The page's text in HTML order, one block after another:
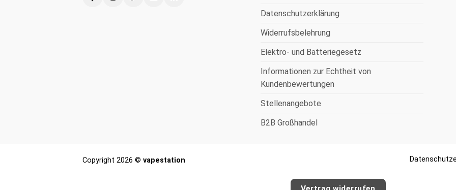
Datenschutzerklärung
Widerrufsbelehrung
Elektro- und Batteriegesetz
Informationen zur Echtheit von
Kundenbewertungen
Stellenangebote
B2B Großhandel
Copyright 2026 © vapestation